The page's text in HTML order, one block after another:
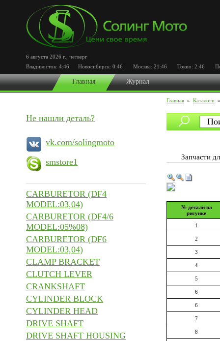
6 августа 2026 г.
четверг
Владивосток: 4:46 Новосибирск: 0:46 Москва: 21:46 Токио: 2:46
Главная Журнал
Главная » Каталоги
Не нашли деталь?
vk.com/solingmoto
smstore1
CARBURETOR (DF4
MODEL:03,04)
CARBURETOR (DF4/6
MODEL:05%08)
CARBURETOR (DF6
MODEL:03,04)
CLAMP BRACKET
CLUTCH LEVER
CRANKSHAFT
CYLINDER BLOCK
CYLINDER HEAD
DRIVE SHAFT
DRIVE SHAFT HOUSING
Запчасти
№ детали на
рисунке
1
2
3
4
5
6
6
7
8